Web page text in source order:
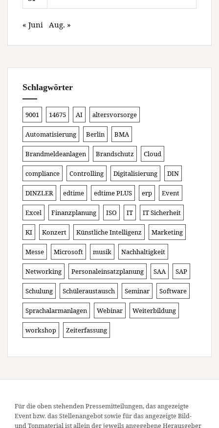
« Juni Aug. »
Schlagwörter
9001 14675 AI altersvorsorge
Automatisierung Berlin BMA
Brandmeldeanlagen Brandschutz Cloud
compliance Controlling Digitalisierung DIN
DINZLER edtime edtime PLUS erp Event
Excel Finanzplanung ISO IT IT Sicherheit
KI Konzert Künstliche Intelligenz Marketing
Messe Microsoft musik Nachhaltigkeit
Networking Personaleinsatzplanung SAA SAP
Schulung Schüleraustausch Seminar Software
Sprachalarmanlagen Webinar Weiterbildung
workshop Zeiterfassung
Für die oben stehenden Pressemitteilungen, das angezeigte
Event bzw. das Stellenangebot sowie für das angezeigte Bild-
und Tonmaterial ist allein der jeweils angegebene Herausgeber